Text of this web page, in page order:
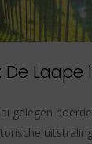
De
gelegen